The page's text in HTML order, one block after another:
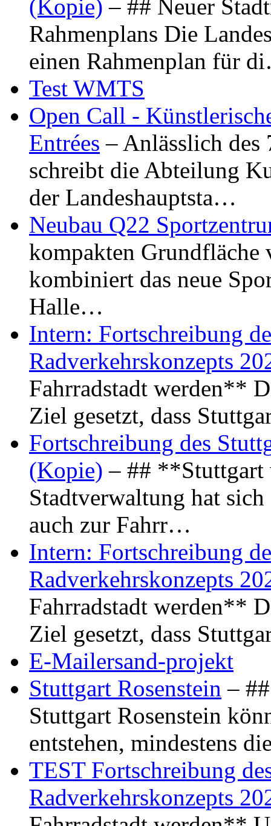
(Kopie) – ## Neuer
Rahmenplans Die
einen Rahmenplan für
Test WMTS
Open Call -
Entrées – Anlässlich
schreibt die Abteilung
der Landeshauptsta…
Neubau Q22
kompakten Grundfläche
kombiniert das neue
Halle…
Intern: Fortschreibung
Radverkehrskonzepts
Fahrradstadt werden**
Ziel gesetzt, dass
Fortschreibung des
(Kopie) – ## **Stuttgart
Stadtverwaltung hat
auch zur Fahrr…
Intern: Fortschreibung
Radverkehrskonzepts
Fahrradstadt werden**
Ziel gesetzt, dass
E-Mailersand-projekt
Stuttgart Rosenstein –
Stuttgart Rosenstein
entstehen, mindestens
TEST Fortschreibung
Radverkehrskonzepts